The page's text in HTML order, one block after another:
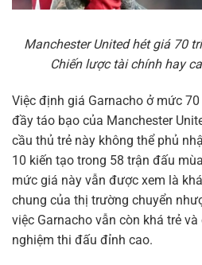
Manchester United hét giá 70
Chiến lược tài chính hay
Việc định giá Garnacho ở mức
đầy táo bạo của Manchester
cầu thủ trẻ này không thể phủ
10 kiến tạo trong 58 trận đấu
mức giá này vẫn được xem là
chung của thị trường chuyển
việc Garnacho vẫn còn khá trẻ
nghiệm thi đấu đỉnh cao.